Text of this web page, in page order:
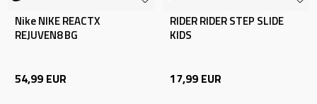
Nike NIKE REACTX
REJUVEN8 BG
54,99 EUR
RIDER RIDER STEP SLIDE
KIDS
17,99 EUR